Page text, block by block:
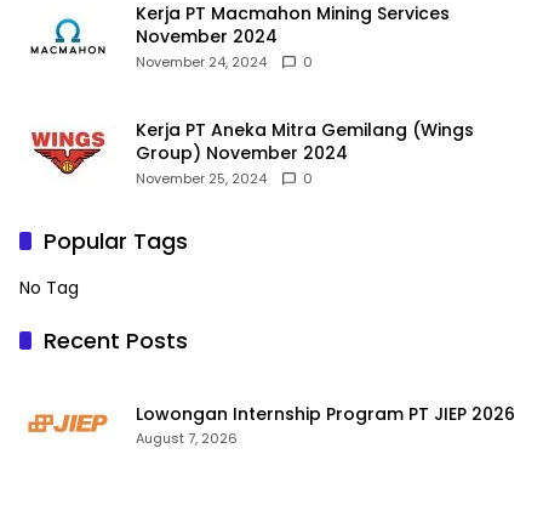
Kerja PT Macmahon Mining Services
November 2024
November 24, 2024 0
Kerja PT Aneka Mitra Gemilang (Wings
Group) November 2024
November 25, 2024 0
Popular Tags
No Tag
Recent Posts
Lowongan Internship Program PT JIEP 2026
August 7, 2026